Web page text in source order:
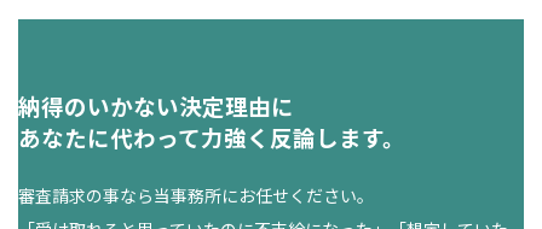
納得のいかない決定理由に
あなたに代わって力強く反論します。
審査請求の事なら当事務所にお任せください。